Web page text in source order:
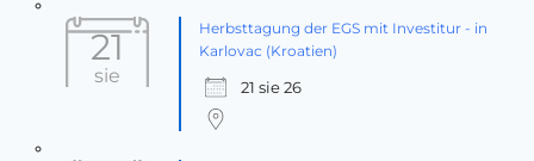
21
sie
Herbsttagung der EGS mit Investitur - in
Karlovac (Kroatien)
21 sie 26